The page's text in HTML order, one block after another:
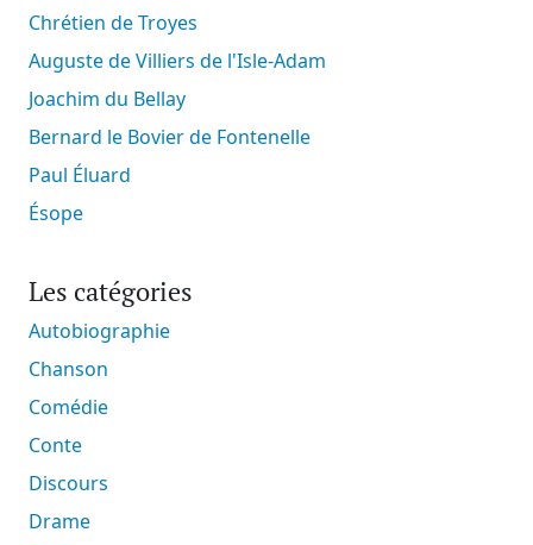
Chrétien de Troyes
Auguste de Villiers de l'Isle-Adam
Joachim du Bellay
Bernard le Bovier de Fontenelle
Paul Éluard
Ésope
Les catégories
Autobiographie
Chanson
Comédie
Conte
Discours
Drame